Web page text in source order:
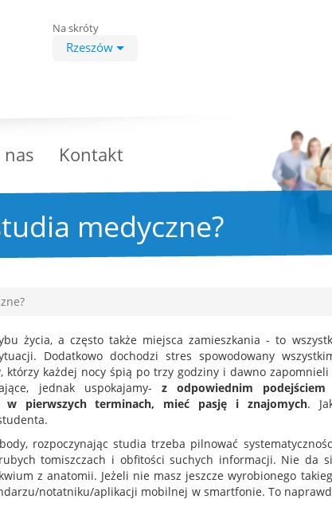
Na skróty
Rzeszów
nas Kontakt
medyczne?
życia, a często także miejsca zamieszkania - to
Dodatkowo dochodzi stres spowodowany
każdej nocy śpią po trzy godziny i dawno zapomnieli
jednak uspokajamy- z odpowiednim
pierwszych terminach, mieć pasję i znajomych.
rozpoczynając studia trzeba pilnować
tomiszczach i obfitości suchych informacji. Nie da
z anatomii. Jeżeli nie masz jeszcze wyrobionego
notatniku/aplikacji mobilnej w smartfonie. To